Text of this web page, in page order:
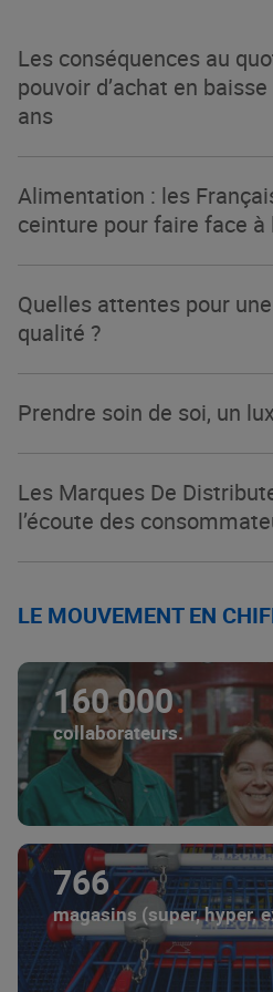
Les conséquences au
pouvoir d’achat en
ans
Alimentation : les
ceinture pour faire face à
Quelles attentes pour
qualité ?
Prendre soin de soi, un
Les Marques De
l’écoute des
LE MOUVEMENT EN
160 000
collaborateurs.
766
magasins (super, hyper,